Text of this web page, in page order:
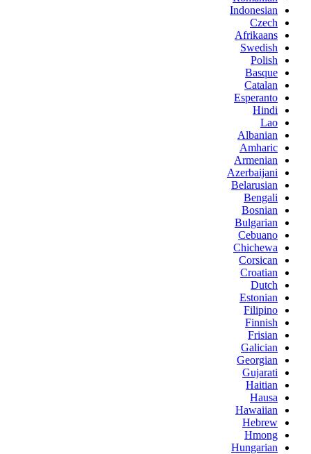
Indonesian
Czech
Afrikaans
Swedish
Polish
Basque
Catalan
Esperanto
Hindi
Lao
Albanian
Amharic
Armenian
Azerbaijani
Belarusian
Bengali
Bosnian
Bulgarian
Cebuano
Chichewa
Corsican
Croatian
Dutch
Estonian
Filipino
Finnish
Frisian
Galician
Georgian
Gujarati
Haitian
Hausa
Hawaiian
Hebrew
Hmong
Hungarian